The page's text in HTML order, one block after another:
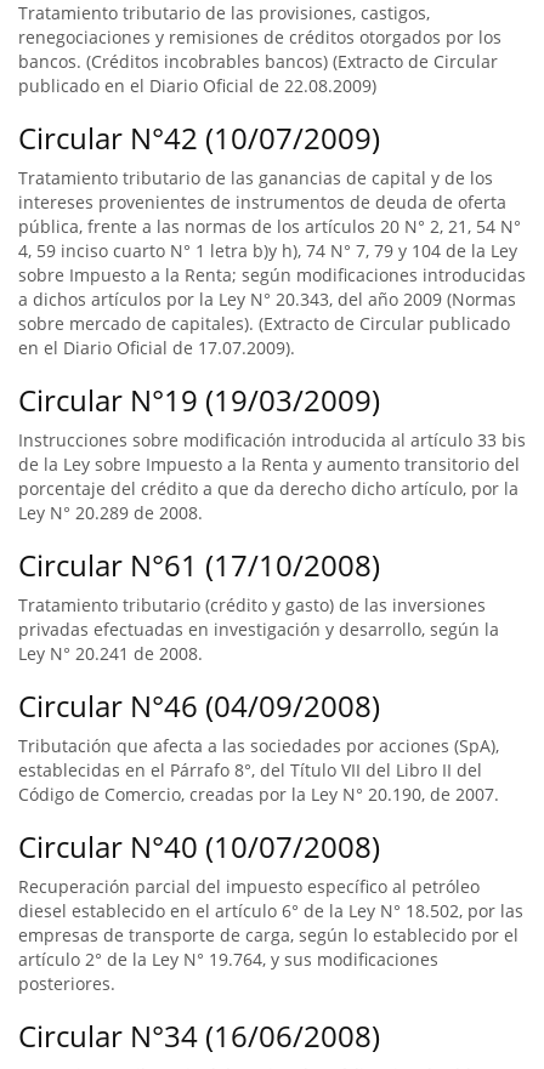
Tratamiento tributario de las provisiones, castigos,
renegociaciones y remisiones de créditos otorgados por los
bancos. (Créditos incobrables bancos) (Extracto de Circular
publicado en el Diario Oficial de 22.08.2009)
Circular N°42 (10/07/2009)
Tratamiento tributario de las ganancias de capital y de los
intereses provenientes de instrumentos de deuda de oferta
pública, frente a las normas de los artículos 20 N° 2, 21, 54 N°
4, 59 inciso cuarto N° 1 letra b)y h), 74 N° 7, 79 y 104 de la Ley
sobre Impuesto a la Renta; según modificaciones introducidas
a dichos artículos por la Ley N° 20.343, del año 2009 (Normas
sobre mercado de capitales). (Extracto de Circular publicado
en el Diario Oficial de 17.07.2009).
Circular N°19 (19/03/2009)
Instrucciones sobre modificación introducida al artículo 33 bis
de la Ley sobre Impuesto a la Renta y aumento transitorio del
porcentaje del crédito a que da derecho dicho artículo, por la
Ley N° 20.289 de 2008.
Circular N°61 (17/10/2008)
Tratamiento tributario (crédito y gasto) de las inversiones
privadas efectuadas en investigación y desarrollo, según la
Ley N° 20.241 de 2008.
Circular N°46 (04/09/2008)
Tributación que afecta a las sociedades por acciones (SpA),
establecidas en el Párrafo 8°, del Título VII del Libro II del
Código de Comercio, creadas por la Ley N° 20.190, de 2007.
Circular N°40 (10/07/2008)
Recuperación parcial del impuesto específico al petróleo
diesel establecido en el artículo 6° de la Ley N° 18.502, por las
empresas de transporte de carga, según lo establecido por el
artículo 2° de la Ley N° 19.764, y sus modificaciones
posteriores.
Circular N°34 (16/06/2008)